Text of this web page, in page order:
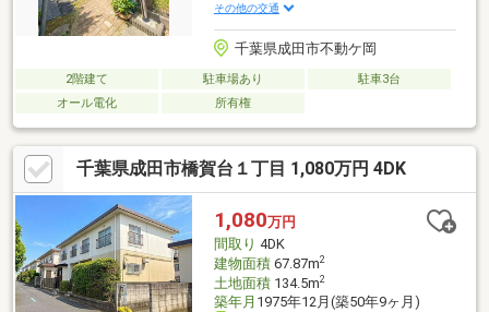
その他の交通
千葉県成田市不動ケ岡
2階建て 駐車場あり
駐車3台
オール電化
所有権
千葉県成田市橋賀台１丁目 1,080万円 4DK
1,080万円
間取り 4DK
建物面積67.87m2
土地面積134.5m2
築年月 1975年12月(築50年9ヶ月)